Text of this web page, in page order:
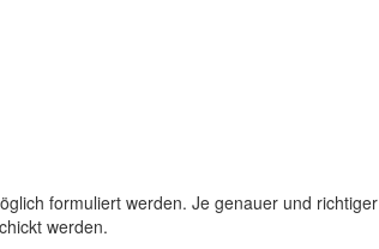
formuliert werden. Je genauer und richtiger
werden.